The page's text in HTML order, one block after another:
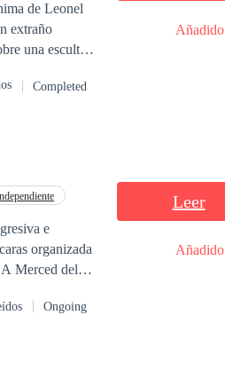
de Leonel
extraño
una escultura
al lugar
y la
Completed
Añadido
e
organizada
Ongoing
Leer
Añadido